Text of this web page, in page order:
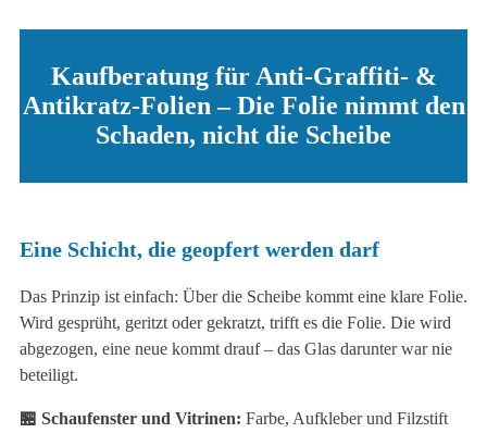
Kaufberatung für Anti-Graffiti- &
Antikratz-Folien – Die Folie nimmt den
Schaden, nicht die Scheibe
Eine Schicht, die geopfert werden darf
Das Prinzip ist einfach: Über die Scheibe kommt eine klare Folie.
Wird gesprüht, geritzt oder gekratzt, trifft es die Folie. Die wird
abgezogen, eine neue kommt drauf – das Glas darunter war nie
beteiligt.
🏪 Schaufenster und Vitrinen: Farbe, Aufkleber und Filzstift